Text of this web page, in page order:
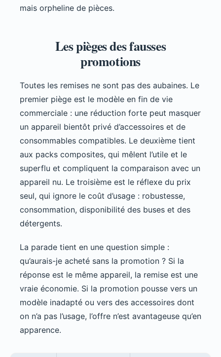
mais orpheline de pièces.
Les pièges des fausses
promotions
Toutes les remises ne sont pas des aubaines. Le
premier piège est le modèle en fin de vie
commerciale : une réduction forte peut masquer
un appareil bientôt privé d’accessoires et de
consommables compatibles. Le deuxième tient
aux packs composites, qui mêlent l’utile et le
superflu et compliquent la comparaison avec un
appareil nu. Le troisième est le réflexe du prix
seul, qui ignore le coût d’usage : robustesse,
consommation, disponibilité des buses et des
détergents.
La parade tient en une question simple :
qu’aurais-je acheté sans la promotion ? Si la
réponse est le même appareil, la remise est une
vraie économie. Si la promotion pousse vers un
modèle inadapté ou vers des accessoires dont
on n’a pas l’usage, l’offre n’est avantageuse qu’en
apparence.